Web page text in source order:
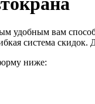
удобным вам
система
ниже: